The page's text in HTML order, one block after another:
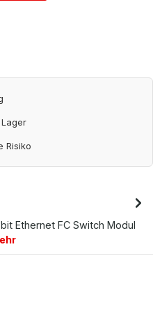
Risiko
Ethernet FC Switch Modul